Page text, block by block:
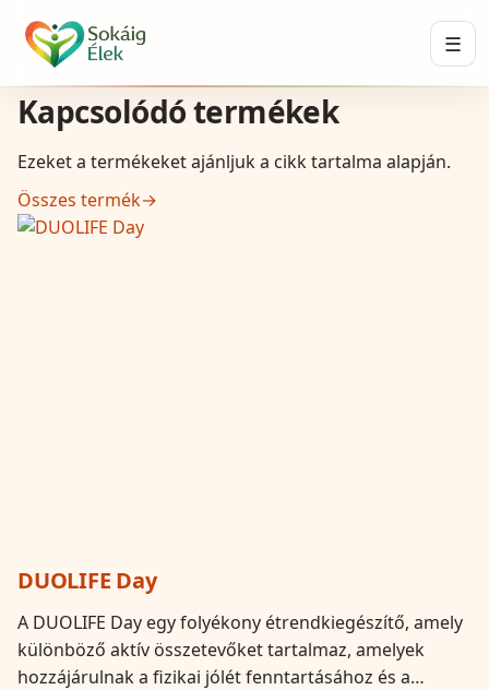
☰
Kapcsolódó termékek
Ezeket a termékeket ajánljuk a cikk tartalma alapján.
Összes termék→
DUOLIFE Day
A DUOLIFE Day egy folyékony étrendkiegészítő, amely
különböző aktív összetevőket tartalmaz, amelyek
hozzájárulnak a fizikai jólét fenntartásához és a…